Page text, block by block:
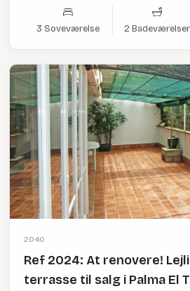
3 Soveværelse 2 Badeværelser
2040
Ref 2024: At renovere!
terrasse til salg i Palma El